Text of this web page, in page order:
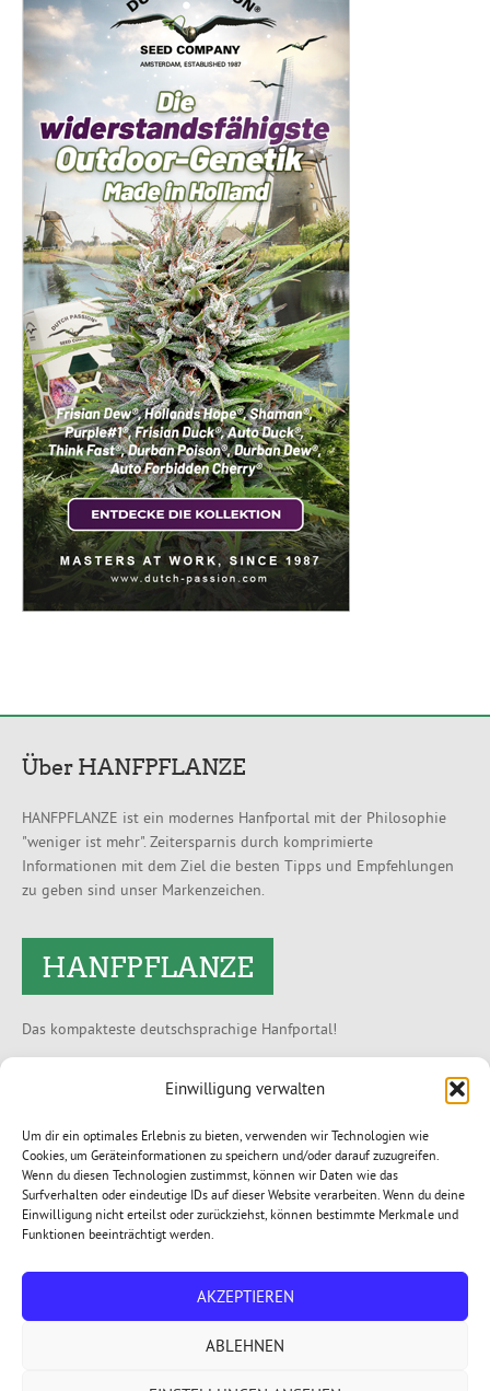
Einwilligung verwalten
Um dir ein optimales Erlebnis zu bieten, verwenden wir Technologien wie
Cookies, um Geräteinformationen zu speichern und/oder darauf zuzugreifen.
Wenn du diesen Technologien zustimmst, können wir Daten wie das
Surfverhalten oder eindeutige IDs auf dieser Website verarbeiten. Wenn du deine
Einwilligung nicht erteilst oder zurückziehst, können bestimmte Merkmale und
Funktionen beeinträchtigt werden.
AKZEPTIEREN
ABLEHNEN
Über HANFPFLANZE
HANFPFLANZE ist ein modernes Hanfportal mit der Philosophie
"weniger ist mehr". Zeitersparnis durch komprimierte
Informationen mit dem Ziel die besten Tipps und Empfehlungen
zu geben sind unser Markenzeichen.
HANFPFLANZE
Das kompakteste deutschsprachige Hanfportal!
SENSI SEEDS DUTCH PASSION PARADISE SEEDS
SEEDSMAN WEEDSEEDSHOP GROW-SHOP24
GROW GURU UDOPEA BLACKLEAF WEEDO